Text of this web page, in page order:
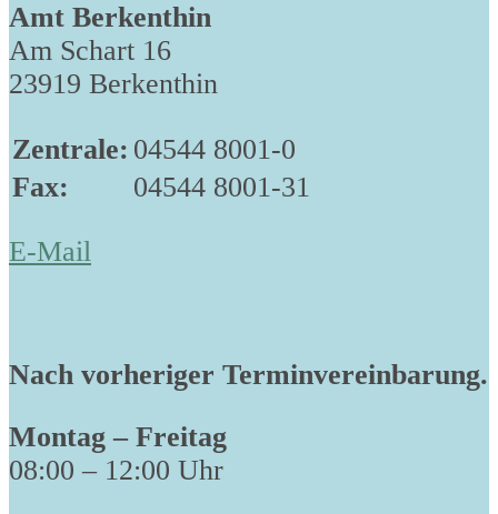
Amt Berkenthin
Am Schart 16
23919 Berkenthin
Zentrale: 04544 8001-0
Fax:
04544 8001-31
E-Mail
Nach vorheriger Terminvereinbarung.
Montag – Freitag
08:00 – 12:00 Uhr